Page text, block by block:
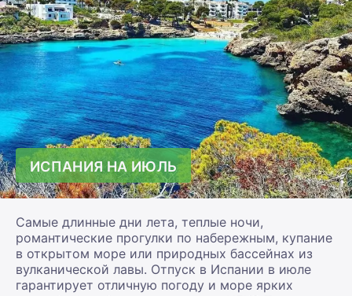
ИСПАНИЯ НА ИЮЛЬ
Самые длинные дни лета, теплые ночи,
романтические прогулки по набережным, купание
в открытом море или природных бассейнах из
вулканической лавы. Отпуск в Испании в июле
гарантирует отличную погоду и море ярких